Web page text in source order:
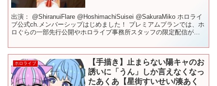
出演： @ShiranuiFlare @HoshimachiSuisei @SakuraMiko ホロライ
ブ公式ch.メンバーシップはじめました！ プレミアムプランでは、ホ
ロぐらの一部先行公開やホロライブ事務所スタッフの限定配信が見
ホロライブ
【手描き】止まらない陽キャのお
誘いに「うん」しか言えなくなっ
たあくあ【星街すいせい/湊あく